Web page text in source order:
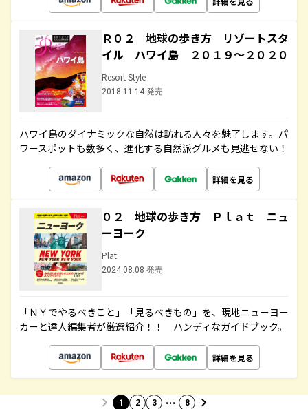
Ｒ０２ 地球の歩き方 リゾートスタ
イル ハワイ島 ２０１９～２０２０
Resort Style
2018.11.14 発売
ハワイ島のダイナミックな自然は訪れる人々を魅了します。パ
ワースポットも数多く、進化する自然派グルメも見逃せない！
詳細を見る
０２ 地球の歩き方 Ｐｌａｔ ニュ
ーヨーク
Plat
2024.08.08 発売
「ＮＹでやるべきこと」「見るべきもの」を、現地ニューヨー
カーと達人編集者が厳選紹介！！ ハンディなガイドブック。
詳細を見る
1 2 3 … 8